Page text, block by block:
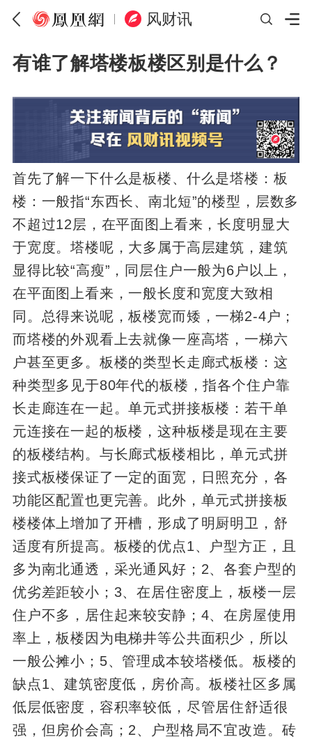
风财讯
有谁了解塔楼板楼区别是什么？
首先了解一下什么是板楼、什么是塔楼：板
楼：一般指“东西长、南北短”的楼型，层数多
不超过12层，在平面图上看来，长度明显大
于宽度。塔楼呢，大多属于高层建筑，建筑
显得比较“高瘦”，同层住户一般为6户以上，
在平面图上看来，一般长度和宽度大致相
同。总得来说呢，板楼宽而矮，一梯2-4户；
而塔楼的外观看上去就像一座高塔，一梯六
户甚至更多。板楼的类型长走廊式板楼：这
种类型多见于80年代的板楼，指各个住户靠
长走廊连在一起。单元式拼接板楼：若干单
元连接在一起的板楼，这种板楼是现在主要
的板楼结构。与长廊式板楼相比，单元式拼
接式板楼保证了一定的面宽，日照充分，各
功能区配置也更完善。此外，单元式拼接板
楼楼体上增加了开槽，形成了明厨明卫，舒
适度有所提高。板楼的优点1、户型方正，且
多为南北通透，采光通风好；2、各套户型的
优劣差距较小；3、在居住密度上，板楼一层
住户不多，居住起来较安静；4、在房屋使用
率上，板楼因为电梯井等公共面积少，所以
一般公摊小；5、管理成本较塔楼低。板楼的
缺点1、建筑密度低，房价高。板楼社区多属
低层低密度，容积率较低，尽管居住舒适很
强，但房价会高；2、户型格局不宜改造。砖